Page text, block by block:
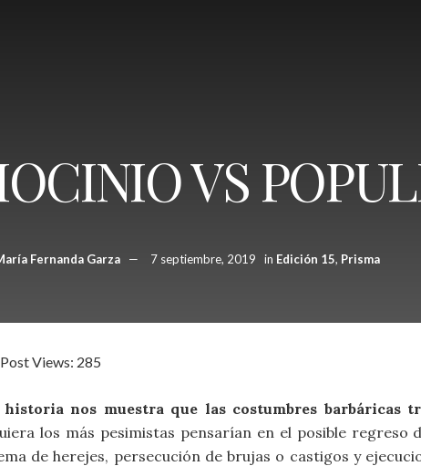
VS
Fernanda Garza 7 septiembre, 2019 in Edición 15, Prisma
Post Views: 285
historia nos muestra que las costumbres barbáricas
los más pesimistas pensarían en el posible regreso
de herejes, persecución de brujas o castigos y